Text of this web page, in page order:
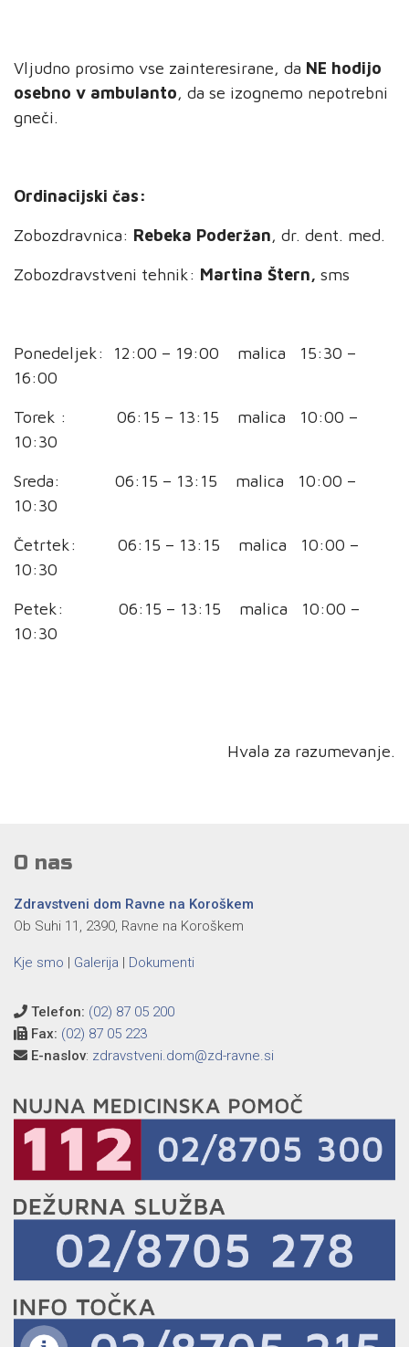
Vljudno prosimo vse zainteresirane, da NE hodijo
osebno v ambulanto, da se izognemo nepotrebni
gneči.
Ordinacijski čas:
Zobozdravnica: Rebeka Poderžan, dr. dent. med.
Zobozdravstveni tehnik: Martina Štern, sms
Ponedeljek: 12:00 – 19:00 malica 15:30 –
16:00
Torek : 06:15 – 13:15 malica 10:00 –
10:30
Sreda: 06:15 – 13:15 malica 10:00 –
10:30
Četrtek: 06:15 – 13:15 malica 10:00 –
10:30
Petek: 06:15 – 13:15 malica 10:00 –
10:30
Hvala za razumevanje.
O nas
Zdravstveni dom Ravne na Koroškem
Ob Suhi 11, 2390, Ravne na Koroškem
Kje smo | Galerija | Dokumenti
Telefon: (02) 87 05 200
Fax: (02) 87 05 223
E-naslov: zdravstveni.dom@zd-ravne.si